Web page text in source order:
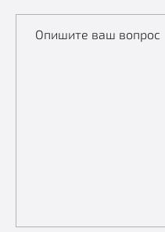
Опишите ваш вопрос